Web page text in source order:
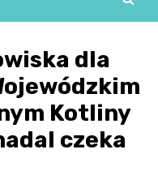
dla
Kotliny
czeka